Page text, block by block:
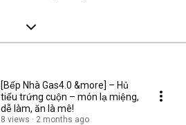
[Bếp Nhà Gas4.0 &more] – Hủ
tiếu trứng cuộn – món lạ miệng,
dễ làm, ăn là mê!
8 views 2 months ago